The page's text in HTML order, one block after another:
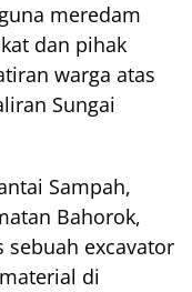
meredam
dan pihak
warga atas
Sungai
Sampah,
Bahorok,
excavator
di